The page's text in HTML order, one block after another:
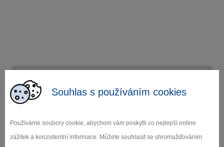
Souhlas s používáním cookies
Používáme soubory cookie, abychom vám poskytli co nejlepší online
zážitek a konzistentní informace. Můžete souhlasit se shromažďováním
+
−